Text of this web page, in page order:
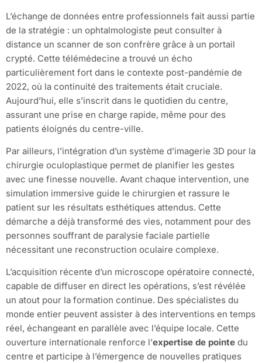
L’échange de données entre professionnels fait aussi partie
de la stratégie : un ophtalmologiste peut consulter à
distance un scanner de son confrère grâce à un portail
crypté. Cette télémédecine a trouvé un écho
particulièrement fort dans le contexte post-pandémie de
2022, où la continuité des traitements était cruciale.
Aujourd’hui, elle s’inscrit dans le quotidien du centre,
assurant une prise en charge rapide, même pour des
patients éloignés du centre-ville.
Par ailleurs, l’intégration d’un système d’imagerie 3D pour la
chirurgie oculoplastique permet de planifier les gestes
avec une finesse nouvelle. Avant chaque intervention, une
simulation immersive guide le chirurgien et rassure le
patient sur les résultats esthétiques attendus. Cette
démarche a déjà transformé des vies, notamment pour des
personnes souffrant de paralysie faciale partielle
nécessitant une reconstruction oculaire complexe.
L’acquisition récente d’un microscope opératoire connecté,
capable de diffuser en direct les opérations, s’est révélée
un atout pour la formation continue. Des spécialistes du
monde entier peuvent assister à des interventions en temps
réel, échangeant en parallèle avec l’équipe locale. Cette
ouverture internationale renforce l’expertise de pointe du
centre et participe à l’émergence de nouvelles pratiques